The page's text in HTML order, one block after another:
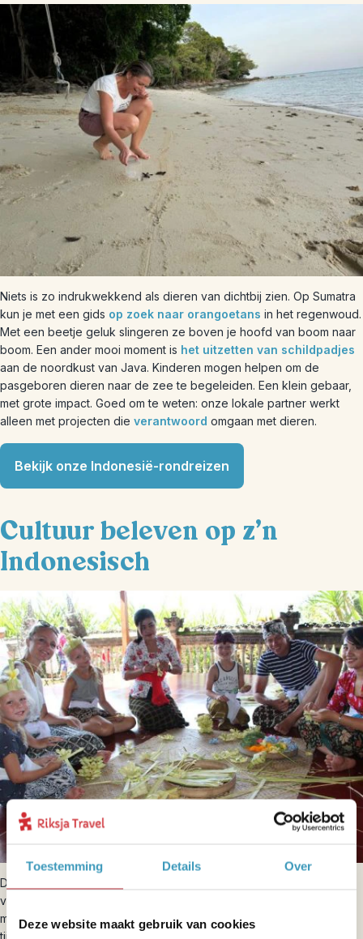
Toestemming Details Over
Deze website maakt gebruik van cookies
Niets is zo indrukwekkend als dieren van dichtbij zien. Op Sumatra
kun je met een gids op zoek naar orangoetans in het regenwoud.
Met een beetje geluk slingeren ze boven je hoofd van boom naar
boom. Een ander mooi moment is het uitzetten van schildpadjes
aan de noordkust van Java. Kinderen mogen helpen om de
pasgeboren dieren naar de zee te begeleiden. Een klein gebaar,
met grote impact. Goed om te weten: onze lokale partner werkt
alleen met projecten die verantwoord omgaan met dieren.
Bekijk onze Indonesië-rondreizen
Cultuur beleven op z’n
Indonesisch
De Indonesische cultuur ontdek je niet alleen door te kijken, maar
vooral door mee te doen. In het waterpaleis van Bali kun je samen
met je kind eeneigen offer van palmbladeren maken
tijdens een ceremonie met geurige wierook mag offeren. Met